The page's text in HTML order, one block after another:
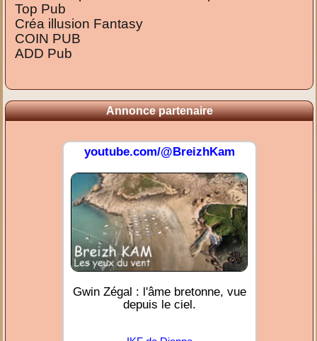
Top Pub
Créa illusion Fantasy
COIN PUB
ADD Pub
Annonce partenaire
youtube.com/@BreizhKam
Gwin Zégal : l'âme bretonne, vue
depuis le ciel.